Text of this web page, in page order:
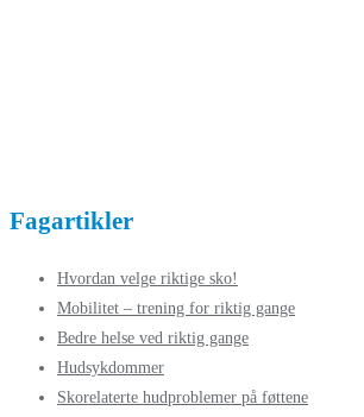
Fagartikler
Hvordan velge riktige sko!
Mobilitet – trening for riktig gange
Bedre helse ved riktig gange
Hudsykdommer
Skorelaterte hudproblemer på føttene